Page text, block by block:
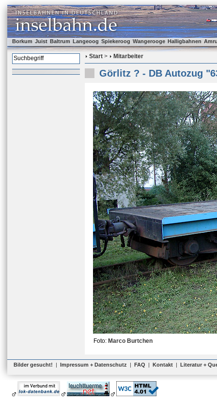
Borkum Juist Baltrum Langeoog Spiekeroog Wangerooge Halligbahnen
Start > Mitarbeiter
Görlitz ? - DB Autozug
Foto: Marco Burtchen
Bilder gesucht! | Impressum + Datenschutz | FAQ | Kontakt | Literatur +